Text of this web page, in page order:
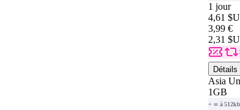
1 jour
4,61
3,99 €
2,31
Détails
Asia
1GB
+ ∞ à